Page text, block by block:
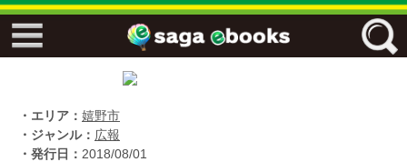
・エリア： 嬉野市
・ジャンル： 広報
・発行日： 2018/08/01